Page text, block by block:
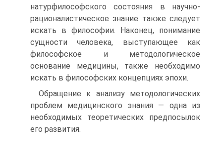
натурфилософского состояния в научно-
рационалистическое знание также следует
искать в философии. Наконец, понимание
сущности человека, выступающее как
философское и методологическое
основание медицины, также необходимо
искать в философских концепциях эпохи.
Обращение к анализу методологических
проблем медицинского знания — одна из
необходимых теоретических предпосылок
его развития.